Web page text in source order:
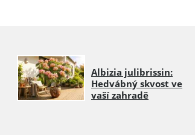
Albizia julibrissin:
Hedvábný skvost ve
vaší zahradě